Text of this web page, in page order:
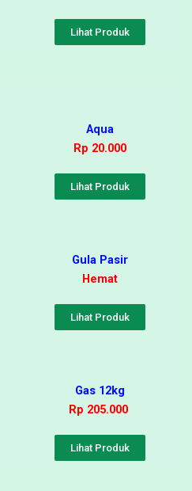
Lihat Produk
Aqua
Rp 20.000
Lihat Produk
Gula Pasir
Hemat
Lihat Produk
Gas 12kg
Rp 205.000
Lihat Produk